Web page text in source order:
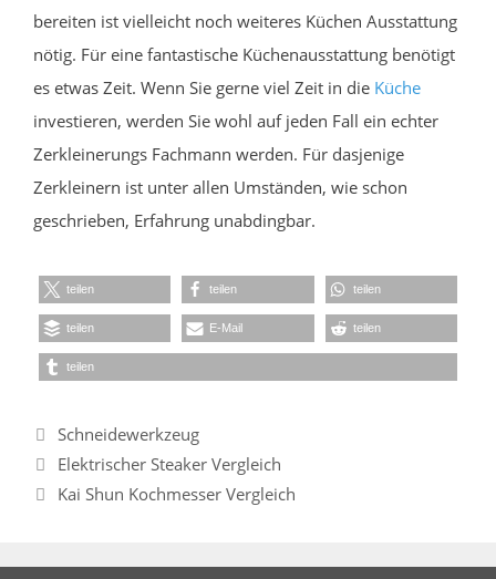
bereiten ist vielleicht noch weiteres Küchen Ausstattung
nötig. Für eine fantastische Küchenausstattung benötigt
es etwas Zeit. Wenn Sie gerne viel Zeit in die Küche
investieren, werden Sie wohl auf jeden Fall ein echter
Zerkleinerungs Fachmann werden. Für dasjenige
Zerkleinern ist unter allen Umständen, wie schon
geschrieben, Erfahrung unabdingbar.
teilen teilen teilen
teilen E-Mail teilen
teilen
Kategorien
Schneidewerkzeug
Elektrischer Steaker Vergleich
Kai Shun Kochmesser Vergleich